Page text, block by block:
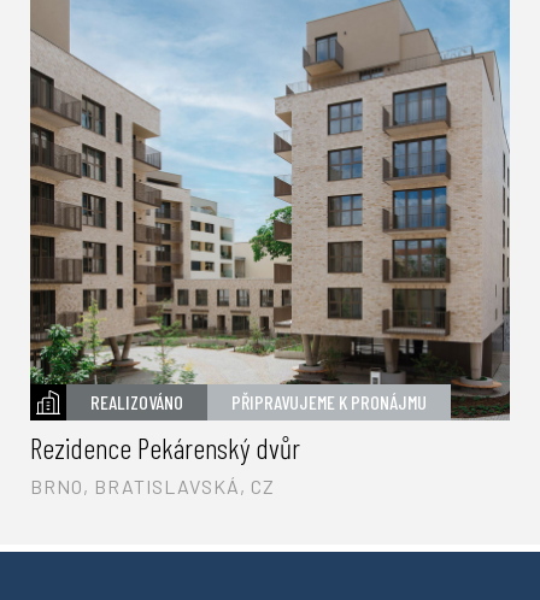
REALIZOVÁNO PŘIPRAVUJEME K PRONÁJMU
Rezidence Pekárenský dvůr
BRNO, BRATISLAVSKÁ, CZ